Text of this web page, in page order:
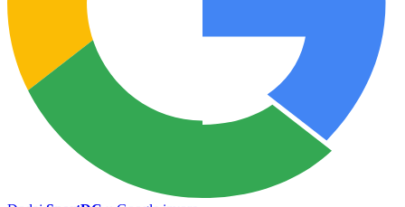
Velež kompletirao stručni štab pred duel sa Borcem
Sarajevo u Vrapčićima, Sloga na Pecari